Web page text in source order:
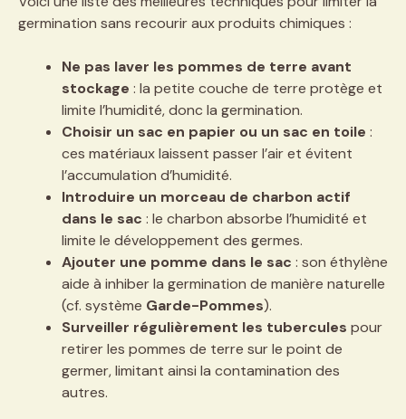
germination sans recourir aux produits chimiques :
Ne pas laver les pommes de terre avant
stockage : la petite couche de terre protège et
limite l’humidité, donc la germination.
Choisir un sac en papier ou un sac en toile :
ces matériaux laissent passer l’air et évitent
l’accumulation d’humidité.
Introduire un morceau de charbon actif
dans le sac : le charbon absorbe l’humidité et
limite le développement des germes.
Ajouter une pomme dans le sac : son éthylène
aide à inhiber la germination de manière naturelle
(cf. système Garde-Pommes).
Surveiller régulièrement les tubercules pour
retirer les pommes de terre sur le point de
germer, limitant ainsi la contamination des
autres.